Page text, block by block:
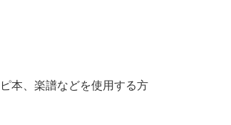
本、楽譜などを使用する方